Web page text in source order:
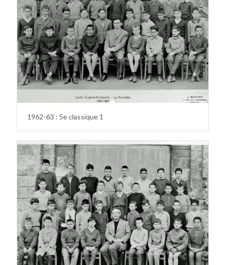
1962-63 : 5e classique 1